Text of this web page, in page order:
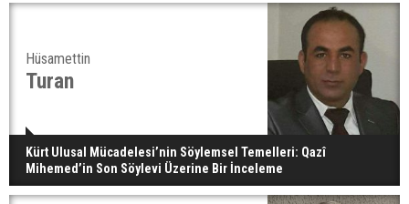
Hüsamettin
Turan
Kürt Ulusal Mücadelesi’nin Söylemsel Temelleri: Qazî
Mihemed’in Son Söylevi Üzerine Bir İnceleme